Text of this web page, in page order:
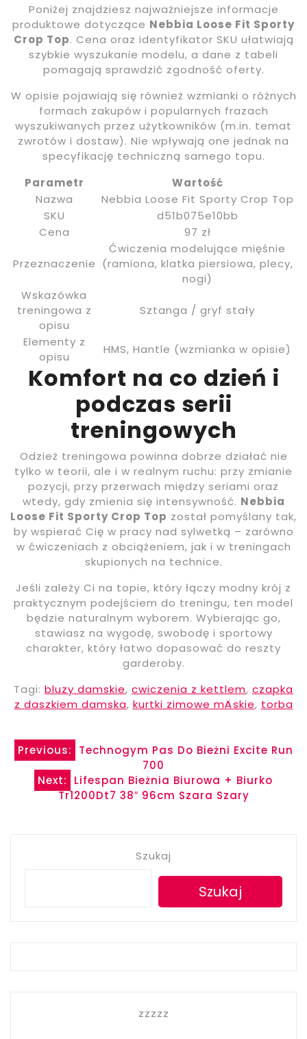
Poniżej znajdziesz najważniejsze informacje
produktowe dotyczące Nebbia Loose Fit Sporty
Crop Top. Cena oraz identyfikator SKU ułatwiają
szybkie wyszukanie modelu, a dane z tabeli
pomagają sprawdzić zgodność oferty.
W opisie pojawiają się również wzmianki o różnych
formach zakupów i popularnych frazach
wyszukiwanych przez użytkowników (m.in. temat
zwrotów i dostaw). Nie wpływają one jednak na
specyfikację techniczną samego topu.
Parametr
Wartość
Nazwa
Nebbia Loose Fit Sporty Crop Top
SKU
d51b075e10bb
Cena
97 zł
Przeznaczenie
Ćwiczenia modelujące mięśnie
(ramiona, klatka piersiowa, plecy,
nogi)
Wskazówka
treningowa z
opisu
Sztanga / gryf stały
Elementy z
opisu
HMS, Hantle (wzmianka w opisie)
Komfort na co dzień i
podczas serii
treningowych
Odzież treningowa powinna dobrze działać nie
tylko w teorii, ale i w realnym ruchu: przy zmianie
pozycji, przy przerwach między seriami oraz
wtedy, gdy zmienia się intensywność. Nebbia
Loose Fit Sporty Crop Top został pomyślany tak,
by wspierać Cię w pracy nad sylwetką – zarówno
w ćwiczeniach z obciążeniem, jak i w treningach
skupionych na technice.
Jeśli zależy Ci na topie, który łączy modny krój z
praktycznym podejściem do treningu, ten model
będzie naturalnym wyborem. Wybierając go,
stawiasz na wygodę, swobodę i sportowy
charakter, który łatwo dopasować do reszty
garderoby.
Tagi: bluzy damskie, cwiczenia z kettlem, czapka
z daszkiem damska, kurtki zimowe mÄskie, torba
Nawigacja
wpisu
Previous:
Technogym Pas Do Bieżni Excite Run
700
Next:
Lifespan Bieżnia Biurowa + Biurko
Tr1200Dt7 38″ 96cm Szara Szary
Szukaj
Szukaj
zzzzz